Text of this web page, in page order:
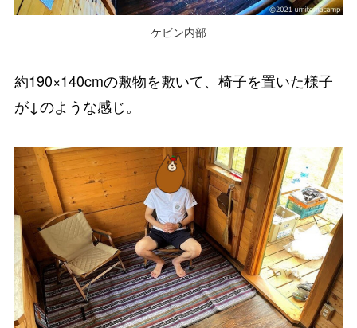
ケビン内部
約190×140cmの敷物を敷いて、椅子を置いた様子
が↓のような感じ。